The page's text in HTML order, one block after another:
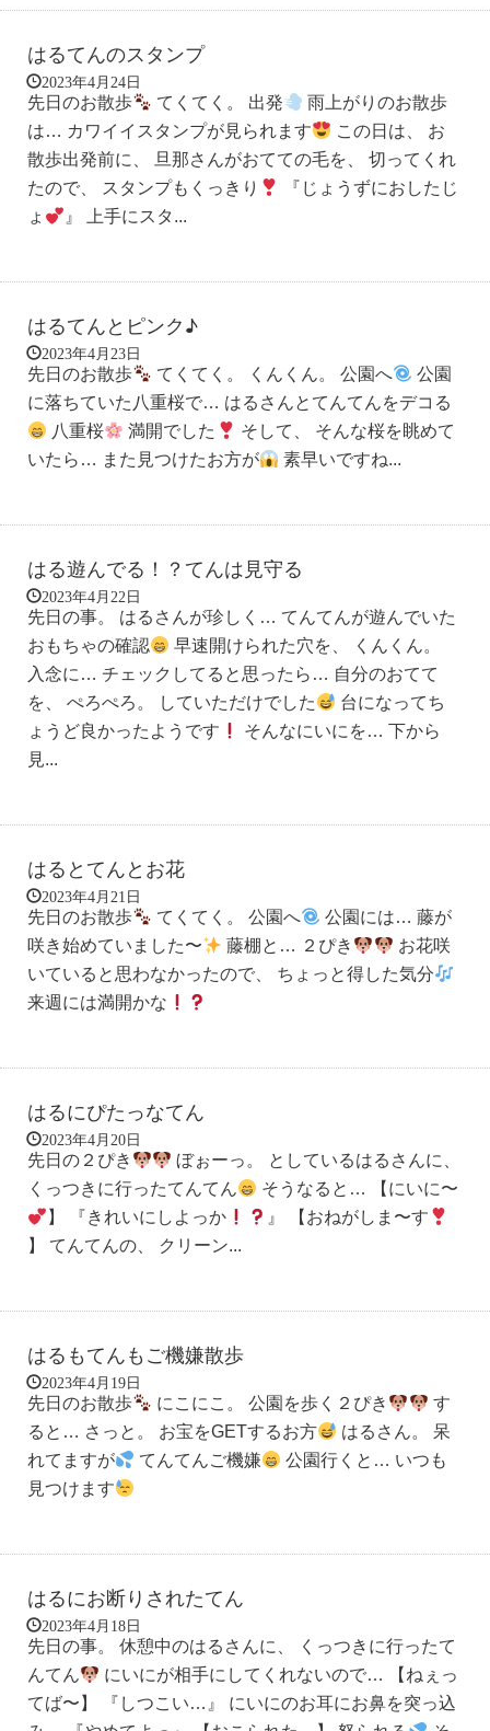
はるてんのスタンプ
2023年4月24日
先日のお散歩 てくてく。 出発
雨上がりのお散歩
は… カワイイスタンプが見られます
この日は、 お
散歩出発前に、 旦那さんがおてての毛を、 切ってくれ
たので、 スタンプもくっきり
『じょうずにおしたじ
ょ
』 上手にスタ...
はるてんとピンク♪
2023年4月23日
先日のお散歩 てくてく。 くんくん。 公園へ
公園
に落ちていた八重桜で… はるさんとてんてんをデコる
八重桜
満開でした
そして、 そんな桜を眺めて
いたら… また見つけたお方が
素早いですね...
はる遊んでる！？てんは見守る
2023年4月22日
先日の事。 はるさんが珍しく… てんてんが遊んでいた
おもちゃの確認
早速開けられた穴を、 くんくん。
入念に… チェックしてると思ったら… 自分のおてて
を、 ぺろぺろ。 していただけでした
台になってち
ょうど良かったようです
そんなにいにを… 下から
見...
はるとてんとお花
2023年4月21日
先日のお散歩 てくてく。 公園へ
公園には… 藤が
咲き始めていました〜
藤棚と… ２ぴき
お花咲
いていると思わなかったので、 ちょっと得した気分
来週には満開かな
はるにぴたっなてん
2023年4月20日
先日の２ぴき
ぼぉーっ。 としているはるさんに、
くっつきに行ったてんてん
そうなると… 【にいに〜
】 『きれいにしよっか
』 【おねがしま〜す
】 てんてんの、 クリーン...
はるもてんもご機嫌散歩
2023年4月19日
先日のお散歩 にこにこ。 公園を歩く２ぴき
す
ると… さっと。 お宝をGETするお方
はるさん。 呆
れてますが
てんてんご機嫌
公園行くと… いつも
見つけます
はるにお断りされたてん
2023年4月18日
先日の事。 休憩中のはるさんに、 くっつきに行ったて
んてん
にいにが相手にしてくれないので… 【ねぇっ
てば〜】 『しつこい…』 にいにのお耳にお鼻を突っ込